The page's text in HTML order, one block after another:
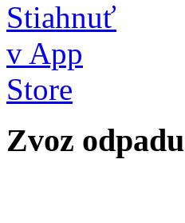
Zvoz odpadu